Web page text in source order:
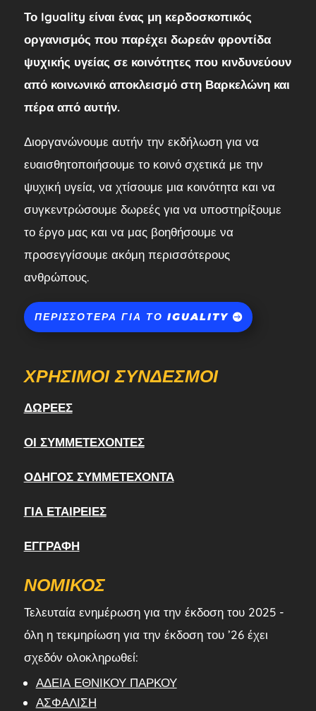
Το Iguality είναι ένας μη κερδοσκοπικός
οργανισμός που παρέχει δωρεάν φροντίδα
ψυχικής υγείας σε κοινότητες που κινδυνεύουν
από κοινωνικό αποκλεισμό στη Βαρκελώνη και
πέρα από αυτήν.
Διοργανώνουμε αυτήν την εκδήλωση για να
ευαισθητοποιήσουμε το κοινό σχετικά με την
ψυχική υγεία, να χτίσουμε μια κοινότητα και να
συγκεντρώσουμε δωρεές για να υποστηρίξουμε
το έργο μας και να μας βοηθήσουμε να
προσεγγίσουμε ακόμη περισσότερους
ανθρώπους.
ΠΕΡΙΣΣΌΤΕΡΑ ΓΙΑ ΤΟ IGUALITY
ΧΡΉΣΙΜΟΙ ΣΎΝΔΕΣΜΟΙ
ΔΩΡΕΈΣ
ΟΙ ΣΥΜΜΕΤΈΧΟΝΤΕΣ
ΟΔΗΓΌΣ ΣΥΜΜΕΤΈΧΟΝΤΑ
ΓΙΑ ΕΤΑΙΡΕΊΕΣ
ΕΓΓΡΑΦΉ
ΝΟΜΙΚΌΣ
Τελευταία ενημέρωση για την έκδοση του 2025 -
όλη η τεκμηρίωση για την έκδοση του ’26 έχει
σχεδόν ολοκληρωθεί:
ΆΔΕΙΑ ΕΘΝΙΚΟΎ ΠΆΡΚΟΥ
ΑΣΦΆΛΙΣΗ